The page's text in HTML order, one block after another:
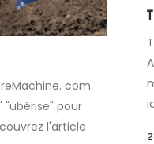
com
"ubérise" pour
l'article